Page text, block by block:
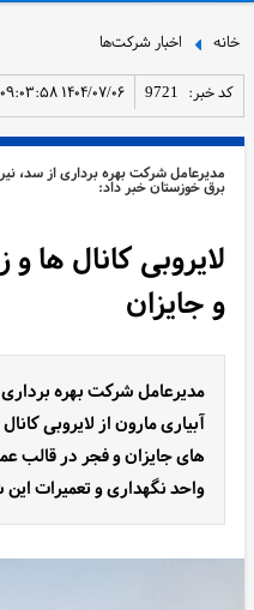
خانه اخبار شرکت‌ها
کد خبر: 9721 ۱۴۰۴/۰۷/۰۶ ۰۹:۰۳:۵۸
مدیرعامل شرکت بهره برداری از سد،
برق خوزستان خبر داد:
لایروبی کانال
و جایزان
مدیرعامل شرکت بهره برداری
آبیاری مارون از لایروبی
های جایزان و فجر در قالب
واحد نگهداری و تعمیرات این